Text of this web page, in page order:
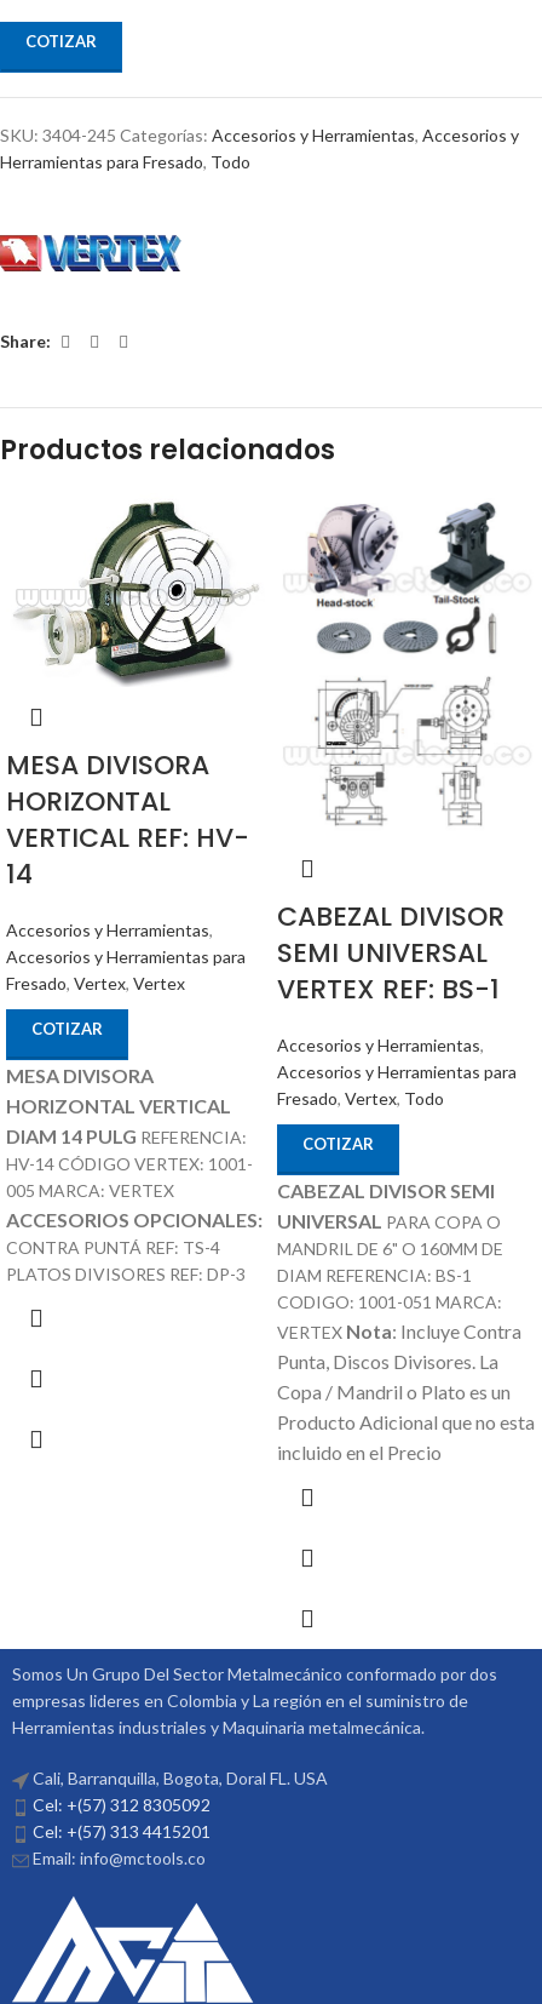
COTIZAR
SKU: 3404-245 Categorías: Accesorios y Herramientas, Accesorios y
Herramientas para Fresado, Todo
Share:
Productos relacionados
MESA DIVISORA
HORIZONTAL
VERTICAL REF: HV-
14
Accesorios y Herramientas,
Accesorios y Herramientas para
Fresado, Vertex, Vertex
COTIZAR
MESA DIVISORA
HORIZONTAL VERTICAL
DIAM 14 PULG REFERENCIA:
HV-14 CÓDIGO VERTEX: 1001-
005 MARCA: VERTEX
ACCESORIOS OPCIONALES:
CONTRA PUNTÁ REF: TS-4
PLATOS DIVISORES REF: DP-3
CABEZAL DIVISOR
SEMI UNIVERSAL
VERTEX REF: BS-1
Accesorios y Herramientas,
Accesorios y Herramientas para
Fresado, Vertex, Todo
COTIZAR
CABEZAL DIVISOR SEMI
UNIVERSAL PARA COPA O
MANDRIL DE 6" O 160MM DE
DIAM REFERENCIA: BS-1
CODIGO: 1001-051 MARCA:
VERTEX Nota: Incluye Contra
Punta, Discos Divisores. La
Copa / Mandril o Plato es un
Producto Adicional que no esta
incluido en el Precio
Somos Un Grupo Del Sector Metalmecánico conformado por dos
empresas lideres en Colombia y La región en el suministro de
Herramientas industriales y Maquinaria metalmecánica.
Cali, Barranquilla, Bogota, Doral FL. USA
Cel: +(57) 312 8305092
Cel: +(57) 313 4415201
Email: info@mctools.co